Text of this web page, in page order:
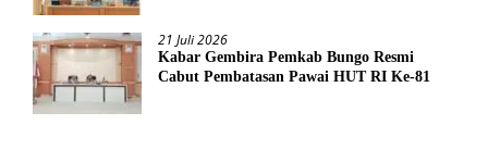
21 Juli 2026
Kabar Gembira Pemkab Bungo Resmi
Cabut Pembatasan Pawai HUT RI Ke-81